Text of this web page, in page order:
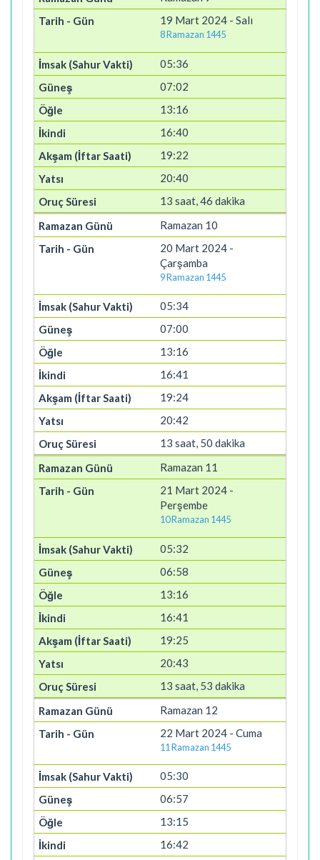
19 Mart 2024 - Salı
8 Ramazan 1445
05:36
07:02
13:16
16:40
19:22
20:40
13 saat, 46 dakika
Ramazan 10
20 Mart 2024 -
Çarşamba
9 Ramazan 1445
05:34
07:00
13:16
16:41
19:24
20:42
13 saat, 50 dakika
Ramazan 11
21 Mart 2024 -
Perşembe
10 Ramazan 1445
05:32
06:58
13:16
16:41
19:25
20:43
13 saat, 53 dakika
Ramazan 12
22 Mart 2024 - Cuma
11 Ramazan 1445
05:30
06:57
13:15
16:42